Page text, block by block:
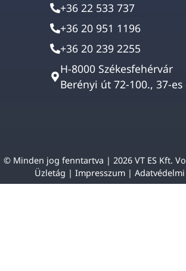
+36 22 533 737
+36 20 951 1196
+36 20 239 2255
H-8000 Székesfehérvár
Berényi út 72-100., 37-
© Minden jog fenntartva | 2026 VT ES Kft.
Üzletág | Impresszum |